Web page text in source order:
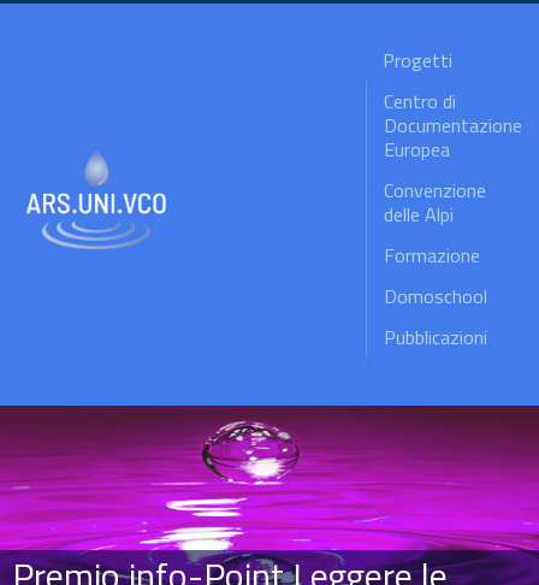
Progetti
Centro di
Documentazione
Europea
Convenzione
delle Alpi
Formazione
Domoschool
Pubblicazioni